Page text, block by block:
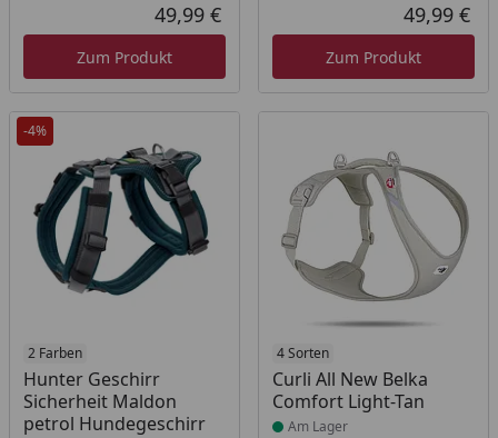
Aktueller Preis
49,99 €
Zum Produkt
49,99 €
Zum Produkt
-4%
2 Farben
Hunter Geschirr
Sicherheit Maldon
petrol Hundegeschirr
Produkt am Lager 4 Sorten
Curli All New Belka
Comfort Light-Tan
Produkt am Lager
Am Lager